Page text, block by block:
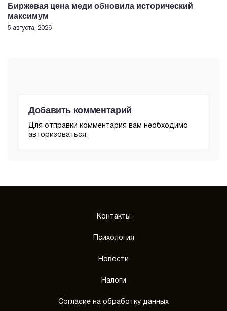
Биржевая цена меди обновила исторический
максимум
5 августа, 2026
Добавить комментарий
Для отправки комментария вам необходимо
авторизоваться.
Контакты
Психология
Новости
Налоги
Согласие на обработку данных